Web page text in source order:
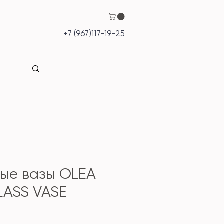
+7 (967)117-19-25
вазы OLEA
VASE